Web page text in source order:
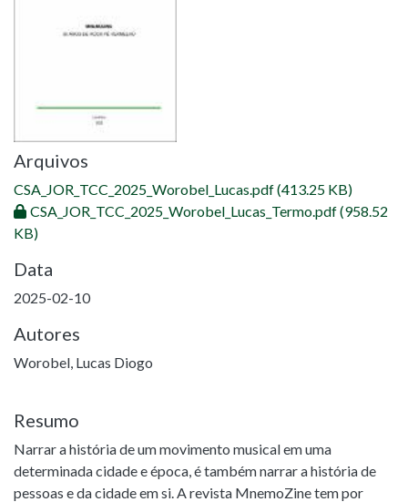
Arquivos
CSA_JOR_TCC_2025_Worobel_Lucas.pdf(413.25 KB)
CSA_JOR_TCC_2025_Worobel_Lucas_Termo.pdf(958.52
KB)
Data
2025-02-10
Autores
Worobel, Lucas Diogo
Resumo
Narrar a história de um movimento musical em uma
determinada cidade e época, é também narrar a história de
pessoas e da cidade em si. A revista MnemoZine tem por